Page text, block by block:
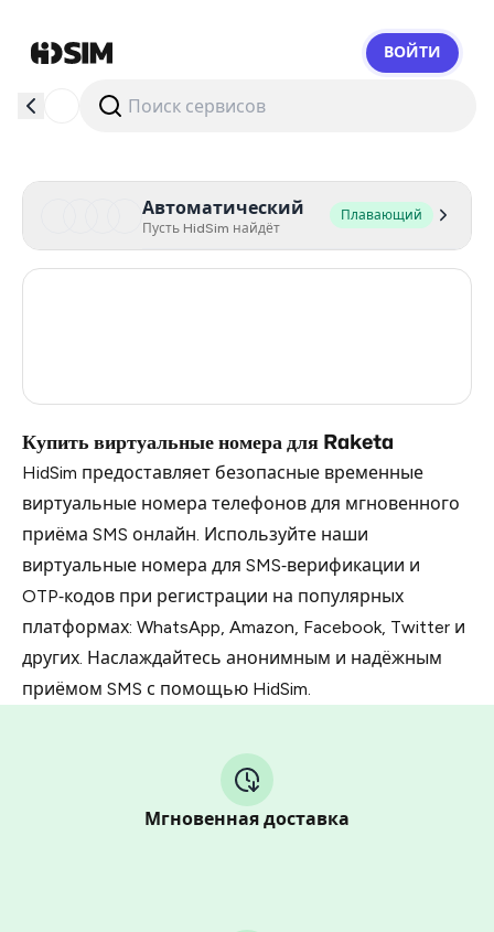
ВОЙТИ
Автоматический
Пусть HidSim найдёт
Плавающий
Купить виртуальные номера для Raketa
HidSim предоставляет безопасные временные
виртуальные номера телефонов для мгновенного
приёма SMS онлайн. Используйте наши
виртуальные номера для SMS‑верификации и
OTP‑кодов при регистрации на популярных
платформах: WhatsApp, Amazon, Facebook, Twitter и
других. Наслаждайтесь анонимным и надёжным
приёмом SMS с помощью HidSim.
Мгновенная доставка